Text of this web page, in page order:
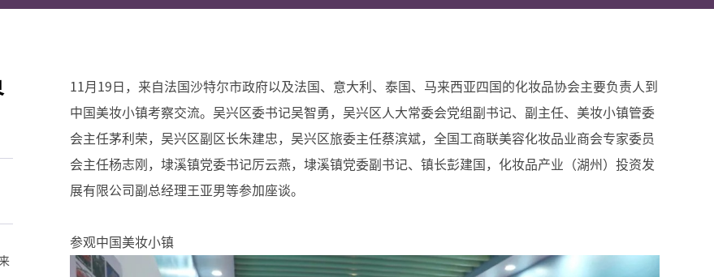
11月19日，来自法国沙特尔市政府以及法国、意大利、泰国、马来西亚四国的化妆品协会主要负责人到
中国美妆小镇考察交流。吴兴区委书记吴智勇，吴兴区人大常委会党组副书记、副主任、美妆小镇管委
会主任茅利荣，吴兴区副区长朱建忠，吴兴区旅委主任蔡滨斌，全国工商联美容化妆品业商会专家委员
会主任杨志刚，埭溪镇党委书记厉云燕，埭溪镇党委副书记、镇长彭建国，化妆品产业（湖州）投资发
展有限公司副总经理王亚男等参加座谈。
参观中国美妆小镇